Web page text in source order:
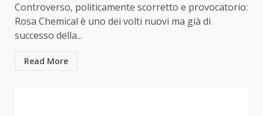
Controverso, politicamente scorretto e provocatorio:
Rosa Chemical è uno dei volti nuovi ma già di
successo della...
Read More